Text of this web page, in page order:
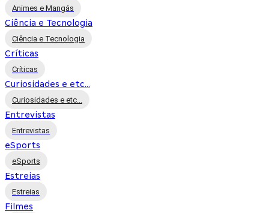
Animes e Mangás
Ciência e Tecnologia
Ciência e Tecnologia
Críticas
Críticas
Curiosidades e etc...
Curiosidades e etc...
Entrevistas
Entrevistas
eSports
eSports
Estreias
Estreias
Filmes